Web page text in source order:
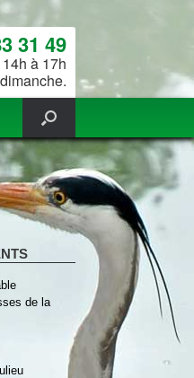
31 49
à 17h
de la